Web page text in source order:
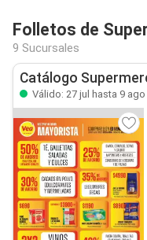
Folletos de
9 Sucursales
Catálogo
Válido: 27 jul hasta 9 ago